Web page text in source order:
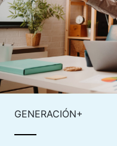
GENERACIÓN+